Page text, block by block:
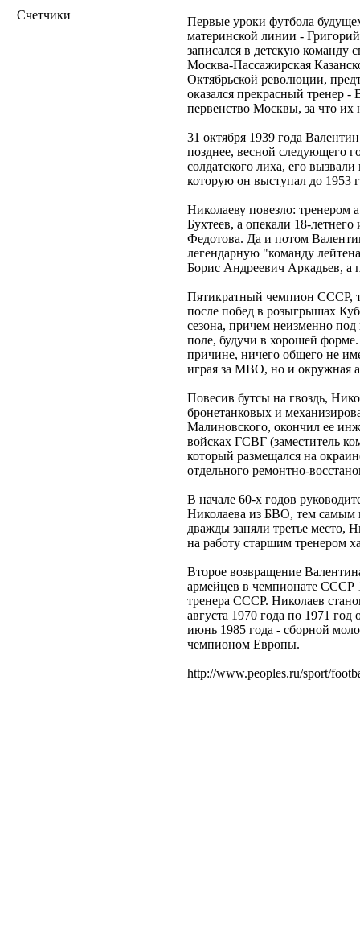
Счетчики
Первые уроки футбола
материнской линии -
записался в детскую команду
Москва-Пассажирская
Октябрьской революции,
оказался прекрасный тренер
первенство Москвы, за что их
31 октября 1939 года
позднее, весной следующего
солдатского лиха, его
которую он выступал до 1953
Николаеву повезло: тренером
Бухтеев, а опекали 18-
Федотова. Да и потом
легендарную "команду
Борис Андреевич Аркадьев, а
Пятикратный чемпион СССР,
после побед в розыгрышах
сезона, причем неизменно
поле, будучи в хорошей
причине, ничего общего не
играя за МВО, но и окружная
Повесив бутсы на гвоздь,
бронетанковых и
Малиновского, окончил ее
войсках ГСВГ (заместитель
который размещался на
отдельного ремонтно-
В начале 60-х годов
Николаева из БВО, тем самым
дважды заняли третье место,
на работу старшим тренером
Второе возвращение
армейцев в чемпионате СССР
тренера СССР. Николаев
августа 1970 года по 1971
июнь 1985 года - сборной
чемпионом Европы.
http://www.peoples.ru/sport/